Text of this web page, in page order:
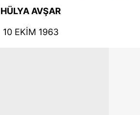
HÜLYA AVŞAR
10 EKİM 1963